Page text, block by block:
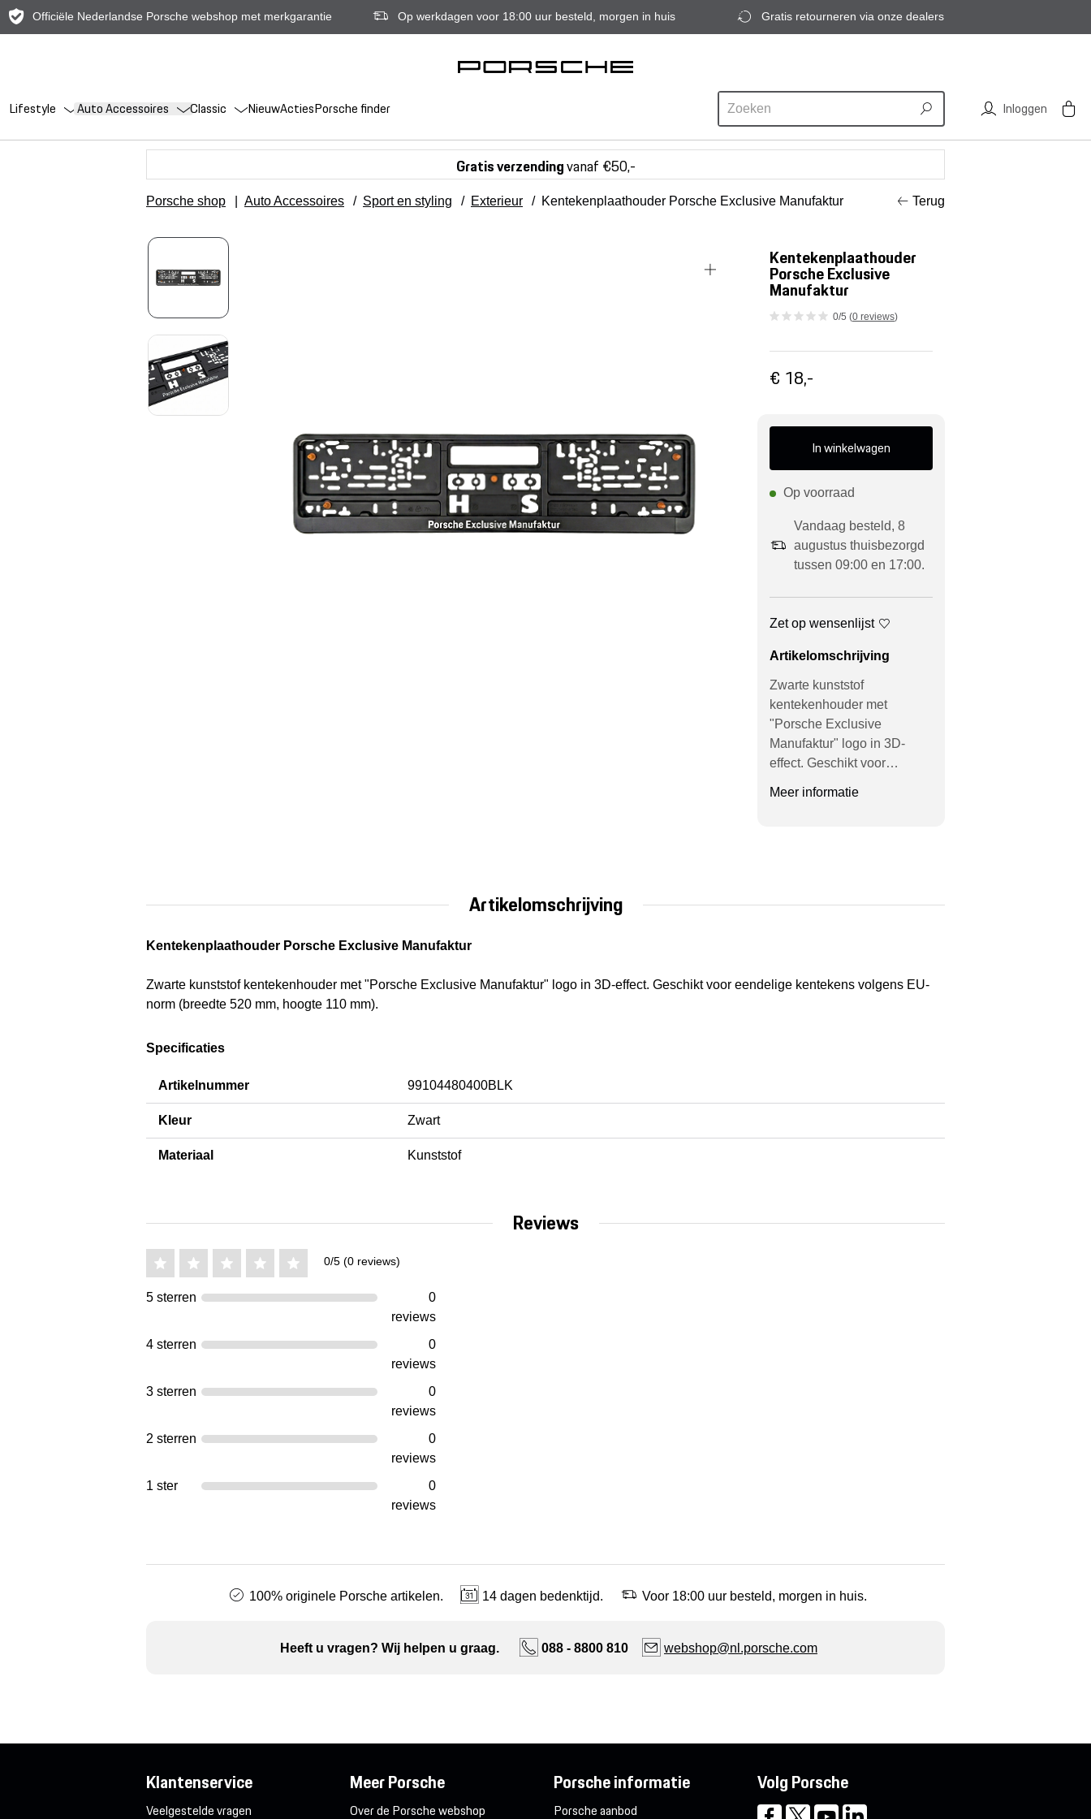
Officiële Nederlandse Porsche webshop met merkgarantie Op werkdagen voor 18:00 uur besteld, morgen in huis Gratis retourneren via onze dealers
Lifestyle Auto Accessoires Classic NieuwActiesPorsche finder Inloggen
Gratis verzendingvanaf €50,-
Porsche shop Auto Accessoires / Sport en styling / Exterieur / Kentekenplaathouder Porsche Exclusive Manufaktur Terug
Kentekenplaathouder
Porsche Exclusive
Manufaktur
0/5 (0 reviews)
€ 18,-
In winkelwagen
Op voorraad
Vandaag besteld, 8
augustus thuisbezorgd
tussen 09:00 en 17:00.
Zet op wensenlijst
Artikelomschrijving
Zwarte kunststof
kentekenhouder met
"Porsche Exclusive
Manufaktur" logo in 3D-
effect. Geschikt voor…
Meer informatie
Artikelomschrijving
Kentekenplaathouder Porsche Exclusive Manufaktur
Zwarte kunststof kentekenhouder met "Porsche Exclusive Manufaktur" logo in 3D-effect. Geschikt voor eendelige kentekens volgens EU-
norm (breedte 520 mm, hoogte 110 mm).
Specificaties
Artikelnummer 99104480400BLK
Kleur Zwart
Materiaal Kunststof
Reviews
0/5 (0 reviews)
5 sterren
0
reviews
4 sterren
0
reviews
3 sterren
0
reviews
2 sterren
0
reviews
1 ster
0
reviews
100% originele Porsche artikelen. 14 dagen bedenktijd. Voor 18:00 uur besteld, morgen in huis.
Heeft u vragen? Wij helpen u graag. 088 - 8800 810 webshop@nl.porsche.com
Klantenservice
Veelgestelde vragen
Meer Porsche
Over de Porsche webshop
Porsche informatie
Porsche aanbod
Volg Porsche